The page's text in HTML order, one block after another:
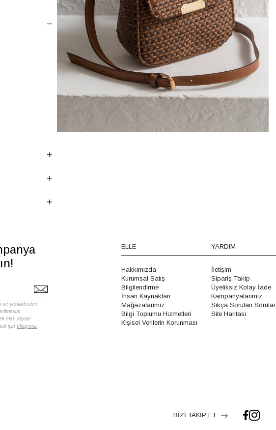
ve yeniliklerden
olan kişisel
için tıklayınız
ELLE
Hakkımızda
Kurumsal Satış
Bilgilendirme
İnsan Kaynakları
Mağazalarımız
Bilgi Toplumu Hizmetleri
Kişisel Verilerin Korunması
YARDIM
İletişim
Sipariş Takip
Üyeliksiz Kolay İade
Kampanyalarımız
Sıkça Sorulan Sorular
Site Haritası
BİZİ TAKİP ET